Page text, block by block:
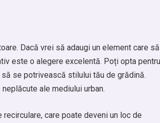
Dacă vrei să adaugi un element care să
este o alegere excelentă. Poți opta pentru
se potrivească stilului tău de grădină.
ale mediului urban.
care poate deveni un loc de